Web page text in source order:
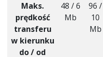
Maks.
prędkość
transferu
w kierunku
do / od
48 / 6
Mb
96 /
10
Mb